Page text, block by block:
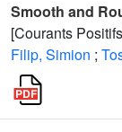
Smooth and
[Courants
Filip, Simion ;